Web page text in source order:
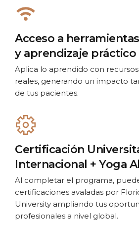
Acceso a
y aprendizaje práctico
Aplica lo aprendido con recursos
reales, generando un impacto
de tus pacientes.
Certificación
Internacional + Yoga
Al completar el programa,
certificaciones avaladas por
University ampliando tus
profesionales a nivel global.